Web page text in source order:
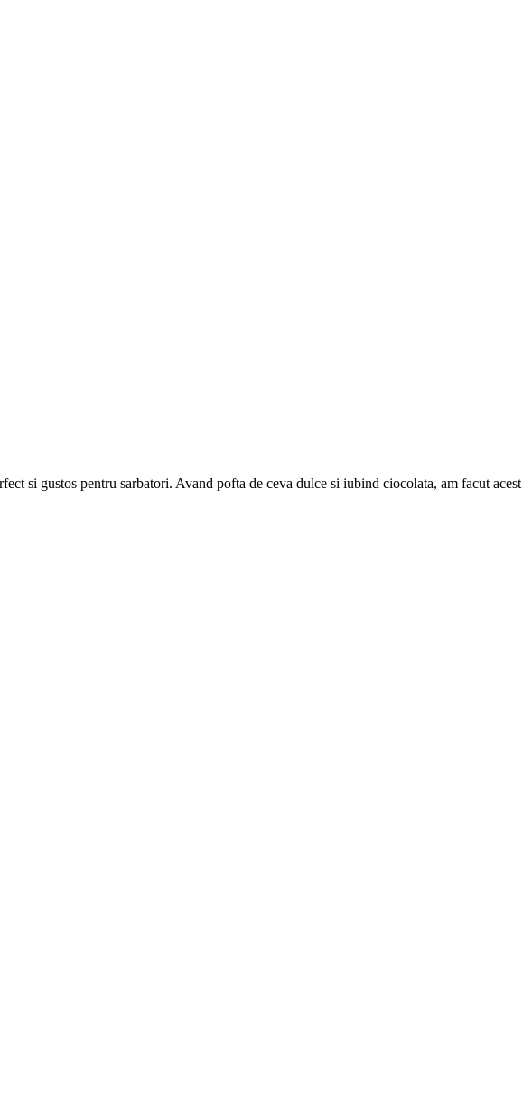
si gustos pentru sarbatori. Avand pofta de ceva dulce si iubind ciocolata, am facut acest